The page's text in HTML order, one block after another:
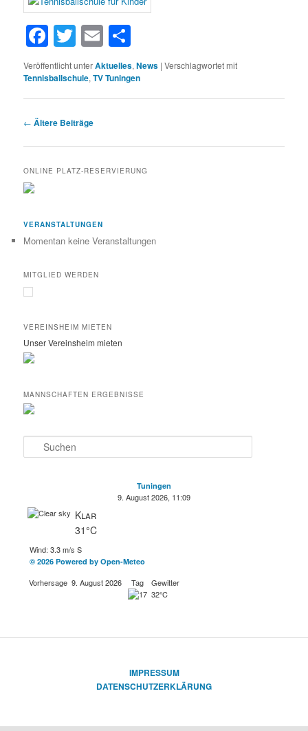
Facebook
Twitter
Email
Veröffentlicht unterAktuelles,News |Verschlagwortet mit
Tennisballschule,TV Tuningen
Beitragsnavigation
← Ältere Beiträge
ONLINE PLATZ-RESERVIERUNG
VERANSTALTUNGEN
Momentan keine Veranstaltungen
MITGLIED WERDEN
VEREINSHEIM MIETEN
Unser Vereinsheim mieten
MANNSCHAFTEN ERGEBNISSE
u
n
Tuningen
9. August 2026, 11:09
Klar
31°C
Wind: 3.3 m/s S
© 2026 Powered by Open-Meteo
Vorhersage 9. August 2026 Tag
Gewitter
32°C
IMPRESSUM
DATENSCHUTZERKLÄRUNG